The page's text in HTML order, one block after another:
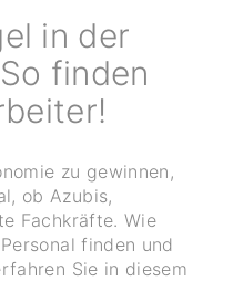
in der
finden
zu gewinnen,
ob Azubis,
Fachkräfte. Wie
finden und
Sie in diesem